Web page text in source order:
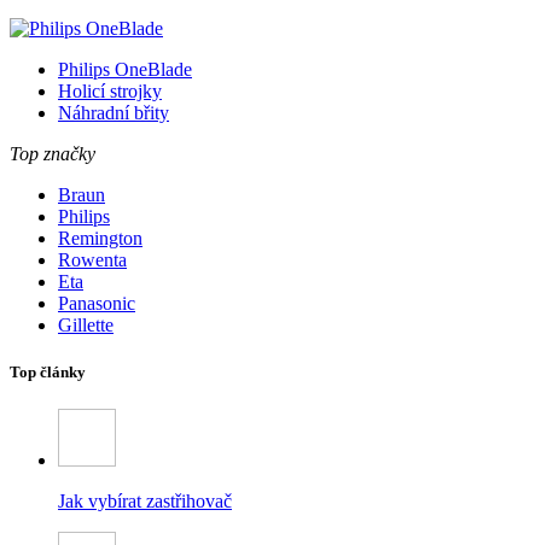
Philips OneBlade
Holicí strojky
Náhradní břity
Top značky
Braun
Philips
Remington
Rowenta
Eta
Panasonic
Gillette
Top články
Jak vybírat zastřihovač